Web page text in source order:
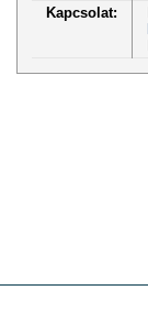
Kapcsolat: